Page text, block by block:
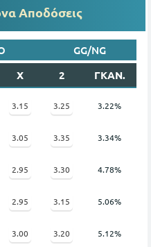
Αποδόσεις
GG/NG
X 2 ΓΚΑΝ.
3.15 3.25 3.22%
3.05 3.35 3.34%
2.95 3.30 4.78%
2.95 3.15 5.06%
3.00 3.20 5.12%